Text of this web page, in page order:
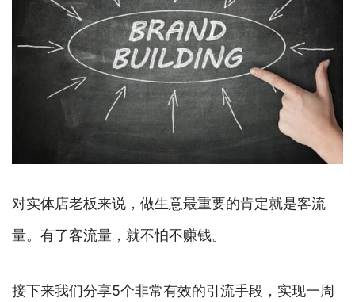
对实体店老板来说，做生意最重要的肯定就是客流
量。有了客流量，就不怕不赚钱。
接下来我们分享5个非常有效的引流手段，实现一周